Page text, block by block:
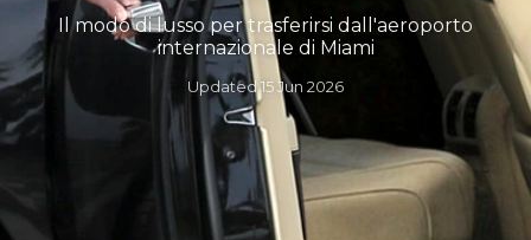
Il modo di lusso per trasferirsi dall'aeroporto
internazionale di Miami
Updated15 Jun 2026